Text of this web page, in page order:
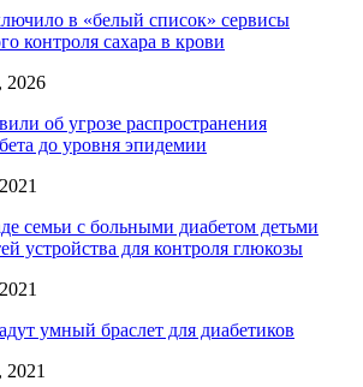
в «белый список» сервисы
контроля сахара в крови
2026
об угрозе распространения
до уровня эпидемии
семьи с больными диабетом детьми
устройства для контроля глюкозы
умный браслет для диабетиков